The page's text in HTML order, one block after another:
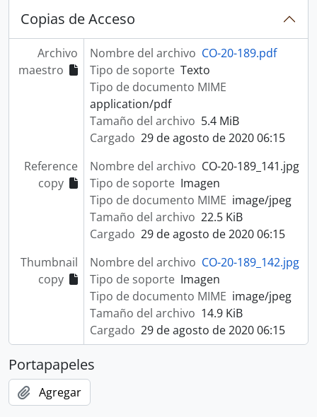
Copias de Acceso
Archivo
maestro
Nombre del archivo CO-20-189.pdf
Tipo de soporte Texto
Tipo de documento MIME
application/pdf
Tamaño del archivo 5.4 MiB
Cargado 29 de agosto de 2020 06:15
Reference
copy
Nombre del archivo CO-20-189_141.jpg
Tipo de soporte Imagen
Tipo de documento MIME image/jpeg
Tamaño del archivo 22.5 KiB
Cargado 29 de agosto de 2020 06:15
Thumbnail
copy
Nombre del archivo CO-20-189_142.jpg
Tipo de soporte Imagen
Tipo de documento MIME image/jpeg
Tamaño del archivo 14.9 KiB
Cargado 29 de agosto de 2020 06:15
Portapapeles
Agregar